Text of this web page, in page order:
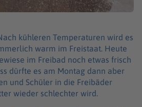
kühleren Temperaturen wird es
warm im Freistaat. Heute
im Freibad noch etwas frisch
dürfte es am Montag dann aber
und Schüler in die Freibäder
wieder schlechter wird.